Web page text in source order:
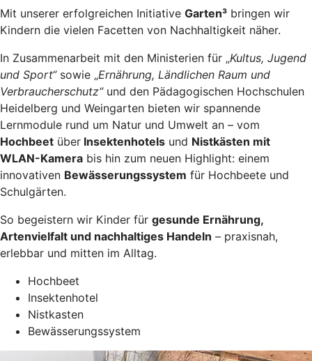
Mit unserer erfolgreichen Initiative Garten³ bringen wir
Kindern die vielen Facetten von Nachhaltigkeit näher.
In Zusammenarbeit mit den Ministerien für „Kultus, Jugend
und Sport“sowie „Ernährung, Ländlichen Raum und
Verbraucherschutz“und den Pädagogischen Hochschulen
Heidelberg und Weingarten bieten wir spannende
Lernmodule rund um Natur und Umwelt an – vom
Hochbeet über Insektenhotels und Nistkästen mit
WLAN-Kamera bis hin zum neuen Highlight: einem
innovativen Bewässerungssystem für Hochbeete und
Schulgärten.
So begeistern wir Kinder für gesunde Ernährung,
Artenvielfalt und nachhaltiges Handeln – praxisnah,
erlebbar und mitten im Alltag.
Hochbeet
Insektenhotel
Nistkasten
Bewässerungssystem